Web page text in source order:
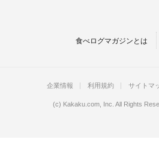
食べログマガジンとは
企業情報 利用規約 サイトマ
(c) Kakaku.com, Inc. All Rights